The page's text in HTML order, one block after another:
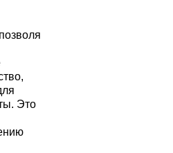
позволяет
Это